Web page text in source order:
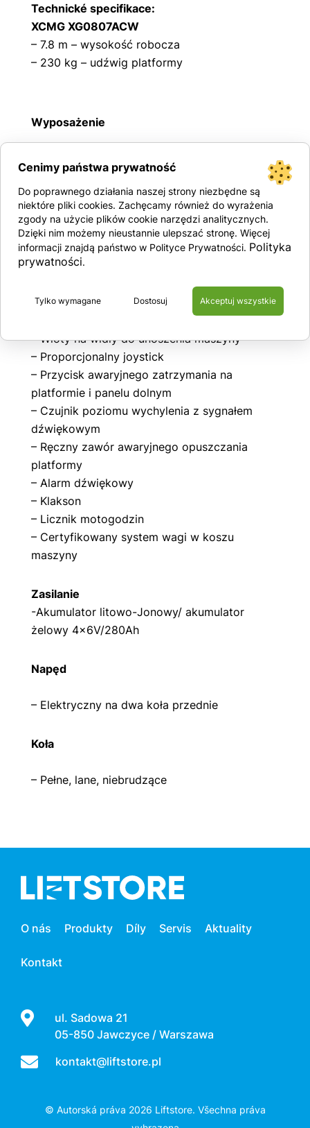
Technické specifikace:
XCMG XG0807ACW
– 7.8 m – wysokość robocza
– 230 kg – udźwig platformy
Wyposażenie
m
– Wysuwany balkon
– Wytrzymałe stalowe barierki ochronne z
otwieraną bramką
– Płozy zmniejszające prześwit,
zabezpieczające przed wywróceniem maszyny
– Wysuwane zasobniki z komponentami
maszyny
– Wloty na widły do unoszenia maszyny
– Proporcjonalny joystick
– Przycisk awaryjnego zatrzymania na
platformie i panelu dolnym
– Czujnik poziomu wychylenia z sygnałem
dźwiękowym
– Ręczny zawór awaryjnego opuszczania
platformy
– Alarm dźwiękowy
– Klakson
– Licznik motogodzin
– Certyfikowany system wagi w koszu
maszyny
Zasilanie
-Akumulator litowo-Jonowy/ akumulator
żelowy 4x6V/280Ah
Napęd
– Elektryczny na dwa koła przednie
Koła
– Pełne, lane, niebrudzące
O nás Produkty Díly Servis Aktuality
Kontakt
ul. Sadowa 21
05-850 Jawczyce / Warszawa
kontakt@liftstore.pl
© Autorská práva 2026 Liftstore. Všechna práva
Cenimy państwa prywatność
Do poprawnego działania naszej strony niezbędne są
niektóre pliki cookies. Zachęcamy również do wyrażenia
zgody na użycie plików cookie narzędzi analitycznych.
Dzięki nim możemy nieustannie ulepszać stronę. Więcej
informacji znajdą państwo w Polityce Prywatności. Polityka
prywatności.
Dostosuj
Tylko wymagane Akceptuj wszystkie